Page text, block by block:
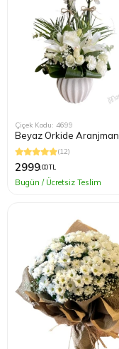
Çiçek Kodu: 4699
Beyaz Orkide Aranjman
(12)
2999,00 TL
Bugün / Ücretsiz Teslim